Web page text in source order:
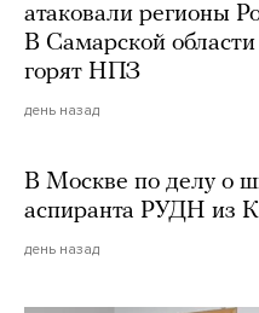
атаковали регионы
В Самарской
горят НПЗ
день назад
В Москве по делу о
аспиранта РУДН из
день назад